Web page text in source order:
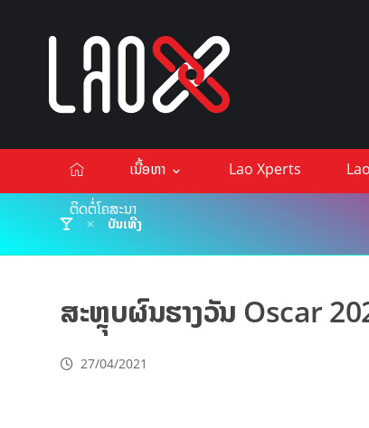
ເນື້ອຫາ Lao Xperts
ຕິດຕໍ່ໂຄສະນາ
ບັນເທີງ
ສະຫຼຸບຜົນຮາງວັນ Oscar
27/04/2021